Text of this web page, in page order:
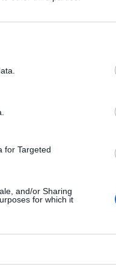
for Targeted
and/or Sharing
for which it
проблемот и
не треба
во регионот
смирени, да
што може да
за
дипломатски
прекин на